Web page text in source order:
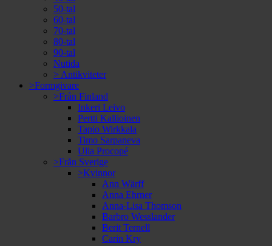
50-tal
60-tal
70-tal
80-tal
90-tal
Nutida
> Antikviteter
>Formgivare
>Från Finland
Inkeri Leivo
Pertti Kallioinen
Tapio Wirkkala
Timo Sarpaneva
Ulla Procopé
>Från Sverige
>Kvinnor
Ann Wärff
Anna Ehrner
Anna-Lisa Thomson
Barbro Wesslander
Berit Ternell
Carin Kry